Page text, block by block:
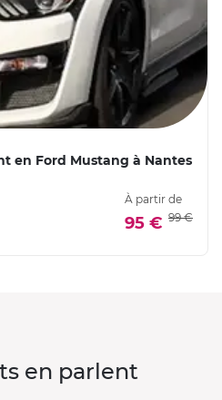
en Ford Mustang à Nantes
À partir de
95 € 99 €
en parlent